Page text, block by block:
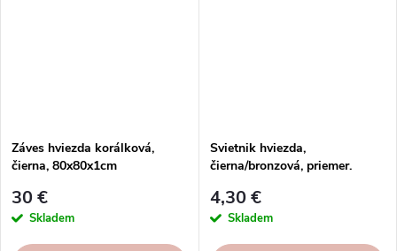
Záves hviezda korálková,
čierna, 80x80x1cm
30 €
Skladem
Svietnik hviezda,
čierna/bronzová, priemer.
4,30 €
Skladem